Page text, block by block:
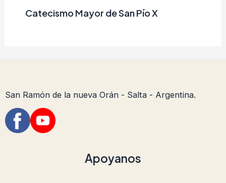
Catecismo Mayor de San Pío X
San Ramón de la nueva Orán - Salta - Argentina.
Apoyanos